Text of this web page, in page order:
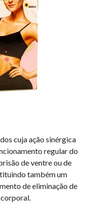
cuja ação sinérgica
regular do
de ventre ou de
também um
de eliminação de
corporal.